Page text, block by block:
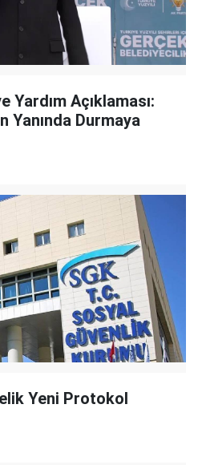
Yardım Açıklaması:
Yanında Durmaya
Yeni Protokol